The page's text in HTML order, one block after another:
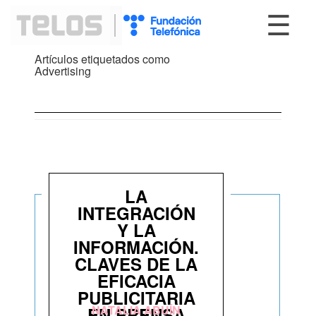
☰
Artículos etiquetados como
Advertising
LA
INTEGRACIÓN
Y LA
INFORMACIÓN.
CLAVES DE LA
EFICACIA
PUBLICITARIA
NATALIA ABUÍN